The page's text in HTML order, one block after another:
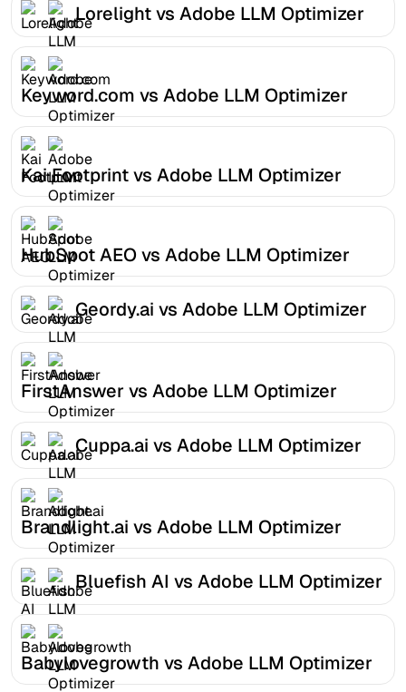
Lorelight vs Adobe LLM Optimizer
Keyword.com vs Adobe LLM Optimizer
Kai Footprint vs Adobe LLM Optimizer
HubSpot AEO vs Adobe LLM Optimizer
Geordy.ai vs Adobe LLM Optimizer
FirstAnswer vs Adobe LLM Optimizer
Cuppa.ai vs Adobe LLM Optimizer
Brandlight.ai vs Adobe LLM Optimizer
Bluefish AI vs Adobe LLM Optimizer
Babylovegrowth vs Adobe LLM Optimizer